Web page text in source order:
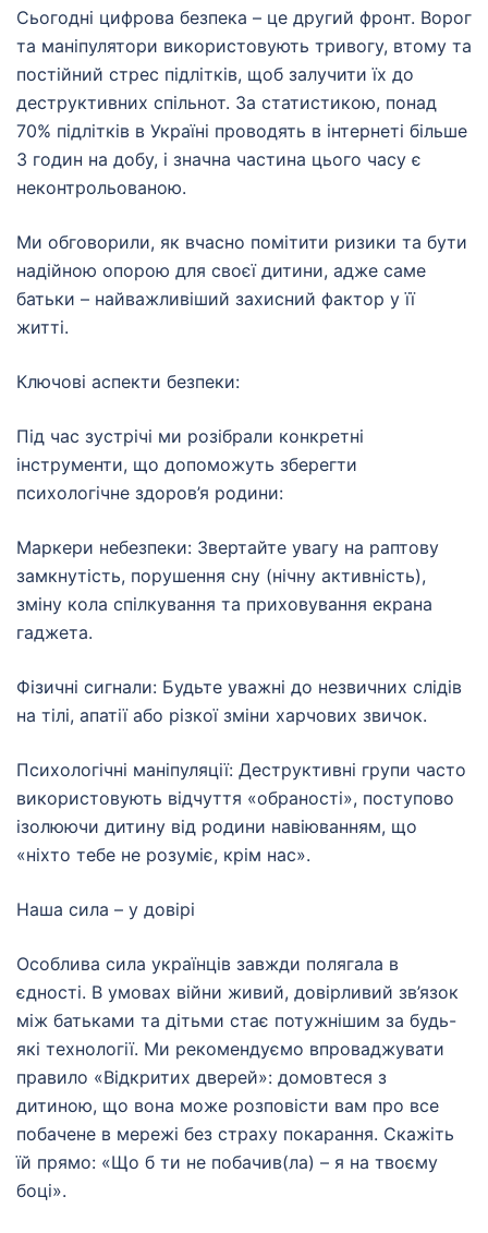
Сьогодні цифрова безпека – це другий фронт. Ворог
та маніпулятори використовують тривогу, втому та
постійний стрес підлітків, щоб залучити їх до
деструктивних спільнот. За статистикою, понад
70% підлітків в Україні проводять в інтернеті більше
3 годин на добу, і значна частина цього часу є
неконтрольованою.
Ми обговорили, як вчасно помітити ризики та бути
надійною опорою для своєї дитини, адже саме
батьки – найважливіший захисний фактор у її
житті.
Ключові аспекти безпеки:
Під час зустрічі ми розібрали конкретні
інструменти, що допоможуть зберегти
психологічне здоров’я родини:
Маркери небезпеки: Звертайте увагу на раптову
замкнутість, порушення сну (нічну активність),
зміну кола спілкування та приховування екрана
гаджета.
Фізичні сигнали: Будьте уважні до незвичних слідів
на тілі, апатії або різкої зміни харчових звичок.
Психологічні маніпуляції: Деструктивні групи часто
використовують відчуття «обраності», поступово
ізолюючи дитину від родини навіюванням, що
«ніхто тебе не розуміє, крім нас».
Наша сила – у довірі
Особлива сила українців завжди полягала в
єдності. В умовах війни живий, довірливий зв’язок
між батьками та дітьми стає потужнішим за будь-
які технології. Ми рекомендуємо впроваджувати
правило «Відкритих дверей»: домовтеся з
дитиною, що вона може розповісти вам про все
побачене в мережі без страху покарання. Скажіть
їй прямо: «Що б ти не побачив(ла) – я на твоєму
боці».